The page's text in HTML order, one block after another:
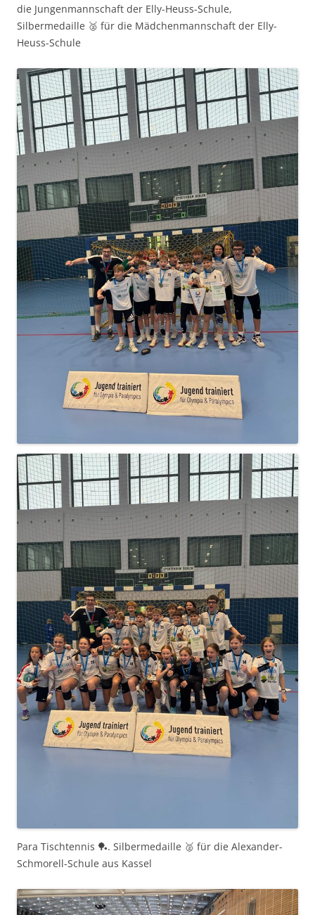
die Jungenmannschaft der Elly-Heuss-Schule,
Silbermedaille 🥈 für die Mädchenmannschaft der Elly-
Heuss-Schule
Para Tischtennis 🏓. Silbermedaille 🥈 für die Alexander-
Schmorell-Schule aus Kassel